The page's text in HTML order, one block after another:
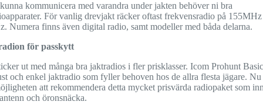
kommunicera med varandra under jakten behöver ni bra
För vanlig drevjakt räcker oftast frekvensradio på
Numera finns även digital radio, samt modeller med båda delarna.
för passkytt
ut med många bra jaktradios i fler prisklasser. Icom Prohunt
och enkel jaktradio som fyller behoven hos de allra flesta jägare.
att rekommendera detta mycket prisvärda radiopaket som
och öronsnäcka.